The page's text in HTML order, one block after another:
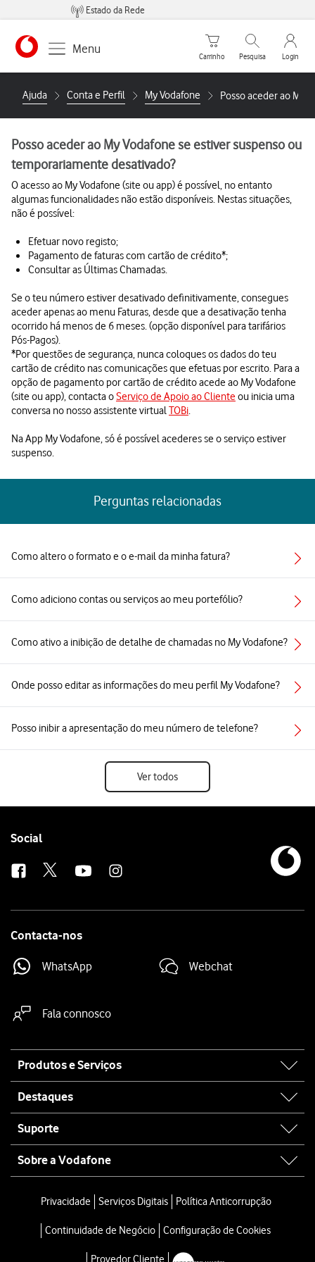
Estado da Rede
https://www.vodafone.pt
Menu
Carrinho de compras
Carrinho
Pesquisar
Pesquisa
My
Login
Ajuda Conta e Perfil My Vodafone Posso aceder ao My
Posso aceder ao My Vodafone se estiver suspenso ou
temporariamente desativado?
O acesso ao My Vodafone (site ou app) é possível, no entanto
algumas funcionalidades não estão disponíveis. Nestas situações,
não é possível:
Efetuar novo registo;
Pagamento de faturas com cartão de crédito*;
Consultar as Últimas Chamadas.
Se o teu número estiver desativado definitivamente, consegues
aceder apenas ao menu Faturas, desde que a desativação tenha
ocorrido há menos de 6 meses. (opção disponível para tarifários
Pós-Pagos).
*Por questões de segurança, nunca coloques os dados do teu
cartão de crédito nas comunicações que efetuas por escrito. Para a
opção de pagamento por cartão de crédito acede ao My Vodafone
(site ou app), contacta oServiço de Apoio ao Clienteou inicia uma
conversa no nosso assistente virtualTOBi.
Na App My Vodafone, só é possível acederes se o serviço estiver
suspenso.
Perguntas relacionadas
Como altero o formato e o e-mail da minha fatura?
Como adiciono contas ou serviços ao meu portefólio?
Como ativo a inibição de detalhe de chamadas no My Vodafone?
Onde posso editar as informações do meu perfil My Vodafone?
Posso inibir a apresentação do meu número de telefone?
Ver todos
Follow
Social
Contacta-nos
WhatsApp Webchat
Fala connosco
map
Produtos e Serviços
Destaques
Suporte
Sobre a Vodafone
Privacidade Serviços Digitais Política Anticorrupção
Continuidade de Negócio Configuração de Cookies